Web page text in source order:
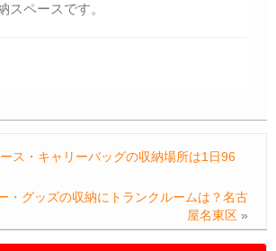
スペースです。
ス・キャリーバッグの収納場所は1日96
・グッズの収納にトランクルームは？名古
屋名東区 »